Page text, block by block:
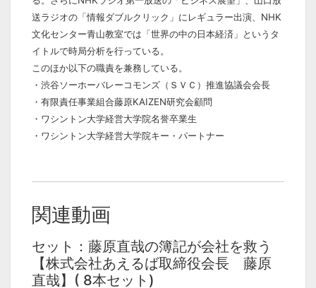
送ラジオの「情報ダブルクリック」にレギュラー出演、NHK
文化センター青山教室では「世界の中の日本経済」というタ
イトルで時局分析を行っている。
このほか以下の職責を兼務している。
・渋谷ソーホーバレーコモンズ（ＳＶＣ）推進協議会会長
・有限責任事業組合藤原KAIZEN研究会顧問
・ワシントン大学経営大学院名誉卒業生
・ワシントン大学経営大学院キー・パートナー
関連動画
セット：藤原直哉の簿記が会社を救う
【株式会社あえるば取締役会長 藤原
直哉】( 8本セット)